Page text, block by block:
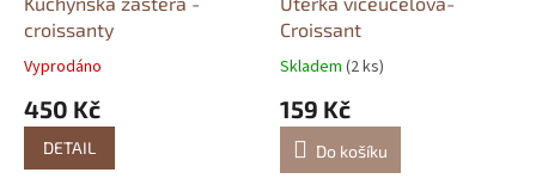
croissanty
Vyprodáno
450 Kč
DETAIL
Croissant
Skladem (2 ks)
159 Kč
Do košíku